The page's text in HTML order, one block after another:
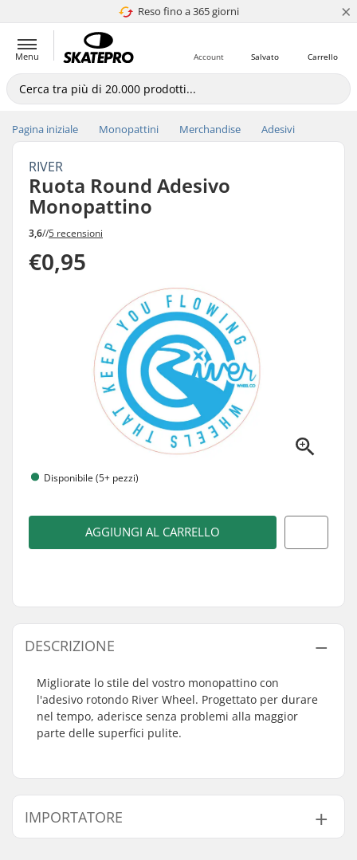
Reso fino a 365 giorni
4.8 di 5 ×
Menu Carrello
Salvato
Account
Pagina iniziale Monopattini Merchandise Adesivi
RIVER
Ruota Round Adesivo
Monopattino
3,6//5 recensioni
€0,95
Disponibile (5+ pezzi)
AGGIUNGI AL CARRELLO
DESCRIZIONE
Migliorate lo stile del vostro monopattino con
l'adesivo rotondo River Wheel. Progettato per durare
nel tempo, aderisce senza problemi alla maggior
parte delle superfici pulite.
IMPORTATORE